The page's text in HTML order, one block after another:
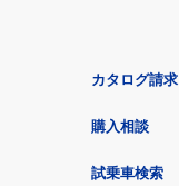
カタログ請求
購入相談
試乗車検索